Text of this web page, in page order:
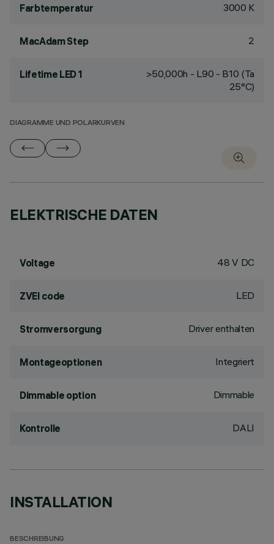
Farbtemperatur 3000 K
MacAdam Step 2
Lifetime LED 1
>50,000h - L90 - B10 (Ta
25°C)
DIAGRAMME UND POLARKURVEN
ELEKTRISCHE DATEN
Voltage 48 V DC
ZVEI code LED
Stromversorgung Driver enthalten
Montageoptionen Integriert
Dimmable option Dimmable
Kontrolle DALI
INSTALLATION
BESCHREIBUNG